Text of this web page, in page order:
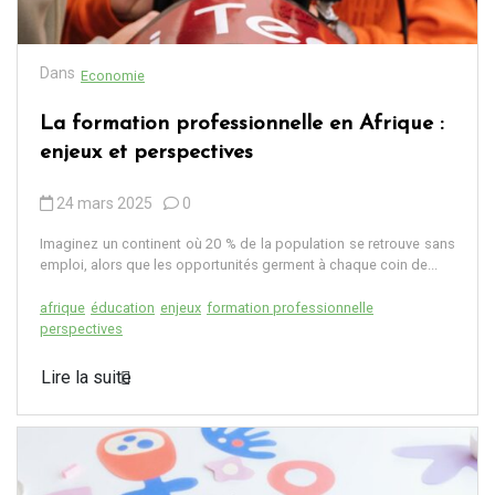
Dans Economie
La formation professionnelle en Afrique :
enjeux et perspectives
24 mars 2025 0
Imaginez un continent où 20 % de la population se retrouve sans
emploi, alors que les opportunités germent à chaque coin de...
afrique éducation enjeux formation professionnelle
perspectives
Lire la suite